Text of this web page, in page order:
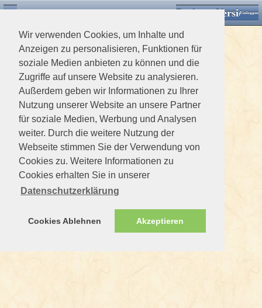
Wir verwenden Cookies, um Inhalte und
Anzeigen zu personalisieren, Funktionen für
soziale Medien anbieten zu können und die
Zugriffe auf unsere Website zu analysieren.
Außerdem geben wir Informationen zu Ihrer
Nutzung unserer Website an unsere Partner
für soziale Medien, Werbung und Analysen
weiter. Durch die weitere Nutzung der
Webseite stimmen Sie der Verwendung von
Cookies zu. Weitere Informationen zu
Cookies erhalten Sie in unserer
Datenschutzerklärung
Cookies Ablehnen Akzeptieren
Desktop VersionEinloggen